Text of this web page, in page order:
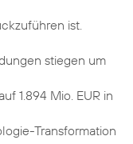
ist.
stiegen um
1.894 Mio. EUR in
Transformation